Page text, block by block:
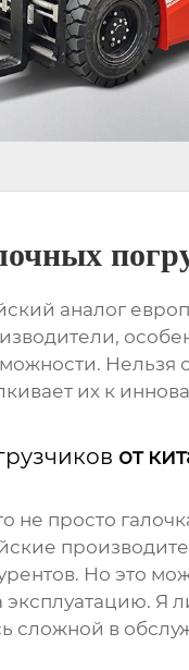
аналог
Нельзя
их к
от
не просто
Но это
Я
сложной в